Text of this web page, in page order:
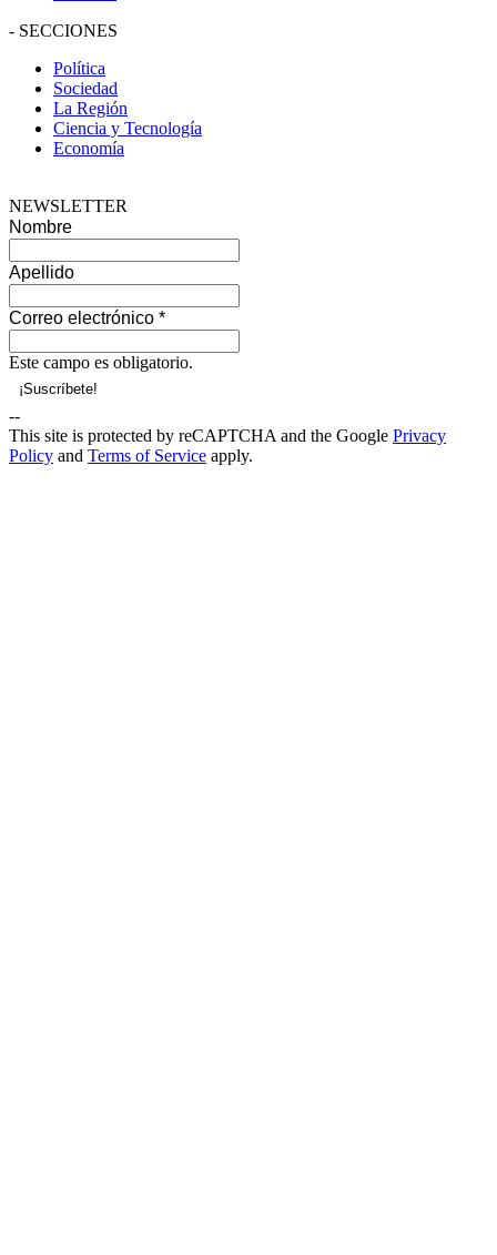
- SECCIONES
Política
Sociedad
La Región
Ciencia y Tecnología
Economía
NEWSLETTER
Nombre
Apellido
Correo electrónico *
Este campo es obligatorio.
--
This site is protected by reCAPTCHA and the Google Privacy
Policy and Terms of Service apply.